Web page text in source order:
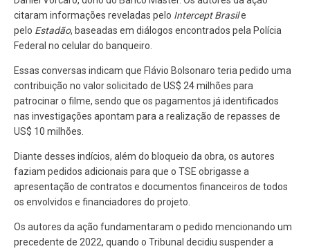
citaram informações reveladas pelo Intercept Brasile
pelo Estadão, baseadas em diálogos encontrados pela Polícia
Federal no celular do banqueiro.
Essas conversas indicam que Flávio Bolsonaro teria pedido uma
contribuição no valor solicitado de US$ 24 milhões para
patrocinar o filme, sendo que os pagamentos já identificados
nas investigações apontam para a realização de repasses de
US$ 10 milhões.
Diante desses indícios, além do bloqueio da obra, os autores
faziam pedidos adicionais para que o TSE obrigasse a
apresentação de contratos e documentos financeiros de todos
os envolvidos e financiadores do projeto.
Os autores da ação fundamentaram o pedido mencionando um
precedente de 2022, quando o Tribunal decidiu suspender a